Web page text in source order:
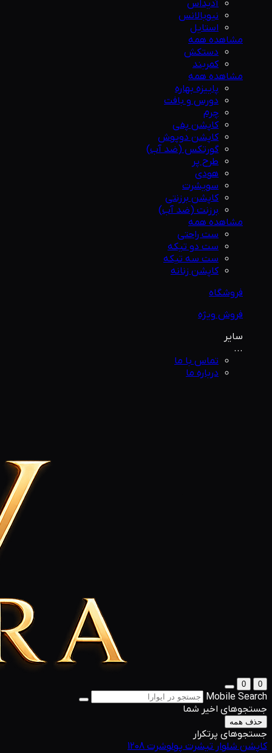
آدیداس
نیوبالانس
استایل
مشاهده همه
دستکش
کمربند
مشاهده همه
پاییزه بهاره
دورس و بافت
چرم
کاپشن پفی
کاپشن دوپوش
گورتکس (ضد آب)
طرح پر
هودی
سویشرت
کاپشن برزنتی
برزنت (ضد آب)
مشاهده همه
ست راحتی
ست دو تیکه
ست سه تیکه
کاپشن زنانه
فروشگاه
فروش ویژه
سایر
...
تماس با ما
درباره ما
0
0
Mobile Search
جستجوهای اخیر شما
حذف همه
جستجوهای پرتکرار
کاپشنشلوارتیشرتپولوشرت1208